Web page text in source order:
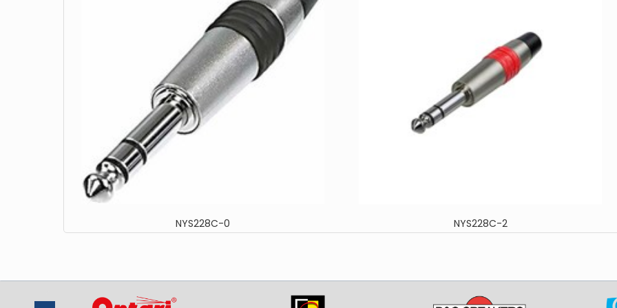
NYS228C-0 NYS228C-2